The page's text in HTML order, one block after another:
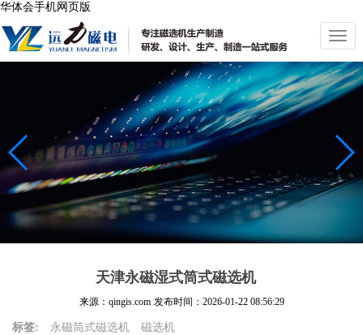
华体会手机网页版
切
换
导
航
天津永磁湿式筒式磁选机
来源：qingis.com 发布时间： 2026-01-22 08:56:29
标签: 永磁筒式磁选机 磁选机